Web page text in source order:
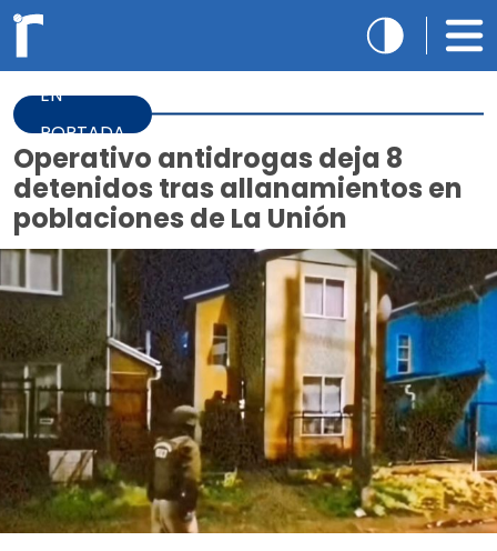
EN
PORTADA
Operativo antidrogas deja 8
detenidos tras allanamientos en
poblaciones de La Unión